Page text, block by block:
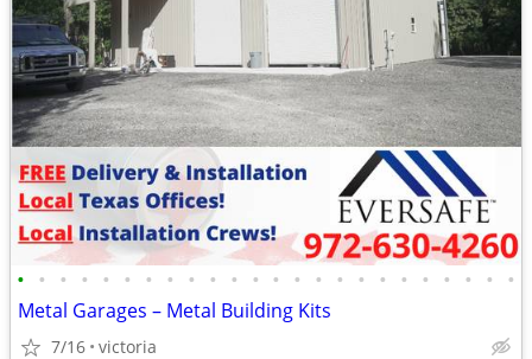
• • • • • • • • • • • • • • • • • • • • • • • •
Metal Garages – Metal Building Kits
7/16 victoria